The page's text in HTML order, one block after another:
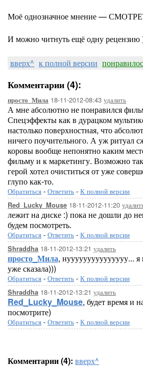
Моё однозначное мнение —
И можно читнуть ещё одну рецензию
вверх^ к полной версии
Комментарии (4):
просто_Мила 18-11-2012-08:43 удалить
А мне абсолютно не понравился
Спецэффекты как в дурацком
настолько поверхностная, что
ничего поучительного. А уж ритуал
коровы вообще непонятно каким
фильму и к маркетингу. Возможно
герой хотел очиститься от уже
глупо как-то.
Обратиться - Ответить - К полной версии
Red_Lucky_Mouse 18-11-2012-11:20
лежит на диске :) пока не дошли до
будем посмотреть.
Обратиться - Ответить - К полной версии
Shraddha 18-11-2012-13:21 удалить
просто_Мила, нууууууууууууууу...
уже сказала)))
Обратиться - Ответить - К полной версии
Shraddha 18-11-2012-13:21 удалить
Red_Lucky_Mouse, будет время и
посмотрите)
Обратиться - Ответить - К полной версии
Комментарии (4): вверх^